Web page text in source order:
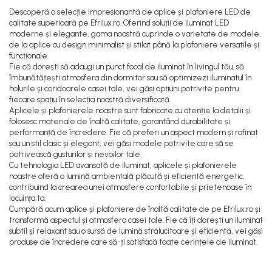
Descoperă o selecție impresionantă de aplice și plafoniere LED de
calitate superioară pe Efrilux.ro. Oferind soluții de iluminat LED
moderne și elegante, gama noastră cuprinde o varietate de modele,
de la aplice cu design minimalist și stilat până la plafoniere versatile și
funcționale.
Fie că dorești să adaugi un punct focal de iluminat în livingul tău, să
îmbunătățești atmosfera din dormitor sau să optimizezi iluminatul în
holurile și coridoarele casei tale, vei găsi opțiuni potrivite pentru
fiecare spațiu în selecția noastră diversificată.
Aplicele și plafonierele noastre sunt fabricate cu atenție la detalii și
folosesc materiale de înaltă calitate, garantând durabilitate și
performanță de încredere. Fie că preferi un aspect modern și rafinat
sau un stil clasic și elegant, vei găsi modele potrivite care să se
potrivească gusturilor și nevoilor tale.
Cu tehnologia LED avansată de iluminat, aplicele și plafonierele
noastre oferă o lumină ambientală plăcută și eficientă energetic,
contribuind la crearea unei atmosfere confortabile și prietenoase în
locuința ta.
Cumpără acum aplice și plafoniere de înaltă calitate de pe Efrilux.ro și
transformă aspectul și atmosfera casei tale. Fie că îți dorești un iluminat
subtil și relaxant sau o sursă de lumină strălucitoare și eficientă, vei găsi
produse de încredere care să-ți satisfacă toate cerințele de iluminat.